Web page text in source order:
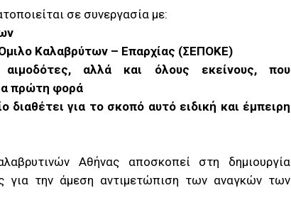
σε συνεργασία με:
Καλαβρύτων – Επαρχίας (ΣΕΠΟΚΕ)
αιμοδότες, αλλά και όλους εκείνους, που
πρώτη φορά
για το σκοπό αυτό ειδική και έμπειρη
Αθήνας αποσκοπεί στη δημιουργία
για την άμεση αντιμετώπιση των αναγκών των